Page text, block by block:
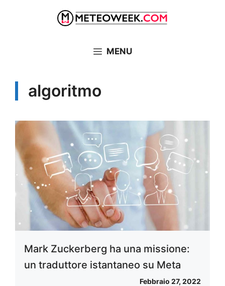
MENU
algoritmo
Mark Zuckerberg ha una missione:
un traduttore istantaneo su Meta
Febbraio 27, 2022